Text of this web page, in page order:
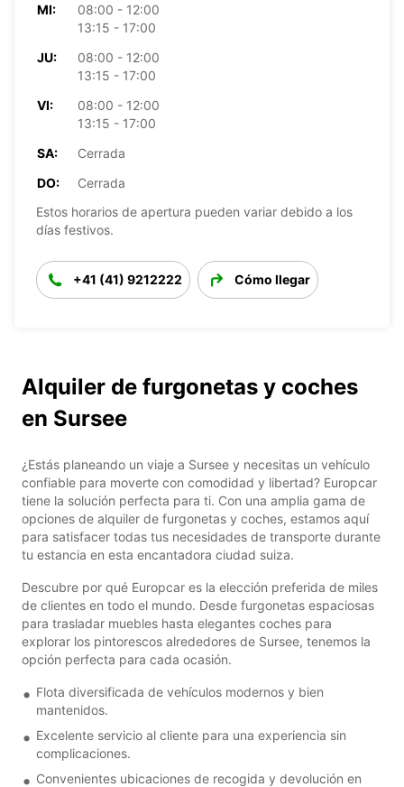
MI:
08:00 - 12:00
13:15 - 17:00
JU:
08:00 - 12:00
13:15 - 17:00
VI:
08:00 - 12:00
13:15 - 17:00
SA:
Cerrada
DO:
Cerrada
Estos horarios de apertura pueden variar debido a los
días festivos.
+41 (41) 9212222 Cómo llegar
Alquiler de furgonetas y coches
en Sursee
¿Estás planeando un viaje a Sursee y necesitas un vehículo
confiable para moverte con comodidad y libertad? Europcar
tiene la solución perfecta para ti. Con una amplia gama de
opciones de alquiler de furgonetas y coches, estamos aquí
para satisfacer todas tus necesidades de transporte durante
tu estancia en esta encantadora ciudad suiza.
Descubre por qué Europcar es la elección preferida de miles
de clientes en todo el mundo. Desde furgonetas espaciosas
para trasladar muebles hasta elegantes coches para
explorar los pintorescos alrededores de Sursee, tenemos la
opción perfecta para cada ocasión.
Flota diversificada de vehículos modernos y bien
mantenidos.
Excelente servicio al cliente para una experiencia sin
complicaciones.
Convenientes ubicaciones de recogida y devolución en